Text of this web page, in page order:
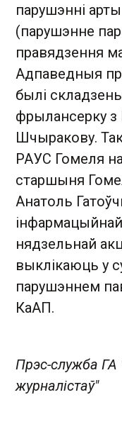
парушэнні
(парушэнне
правядзення
Адпаведныя
былі
фрылансерку
Шчыракову.
РАУС Гомеля
старшыня
Анатоль
нядзельнай
выклікаюць у
парушэннем
КаАП.
Прэс-служба
журналістаў"